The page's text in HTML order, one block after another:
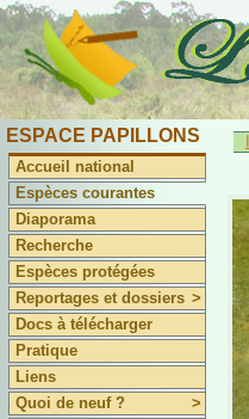
ESPACE PAPILLONS
Accueil national
Espèces courantes
Diaporama
Recherche
Espèces protégées
Reportages et dossiers >
Docs à télécharger
Pratique
Liens
Quoi de neuf ?
>